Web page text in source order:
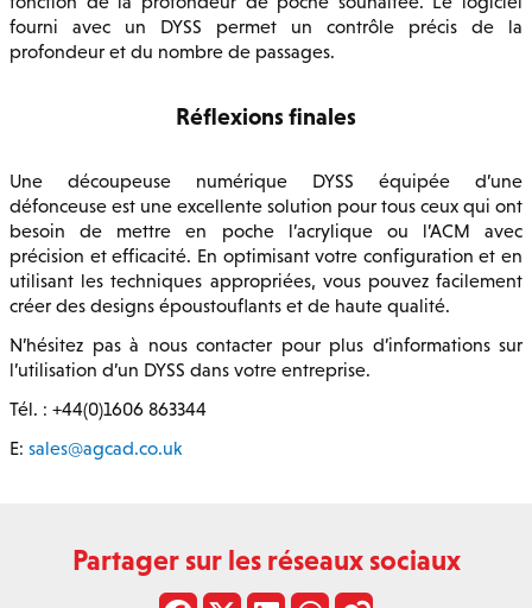
fourni avec un DYSS permet un contrôle précis de la
profondeur et du nombre de passages.
Réflexions finales
Une découpeuse numérique DYSS équipée d’une
défonceuse est une excellente solution pour tous ceux qui ont
besoin de mettre en poche l’acrylique ou l’ACM avec
précision et efficacité. En optimisant votre configuration et en
utilisant les techniques appropriées, vous pouvez facilement
créer des designs époustouflants et de haute qualité.
N’hésitez pas à nous contacter pour plus d’informations sur
l’utilisation d’un DYSS dans votre entreprise.
Tél. : +44(0)1606 863344
E: sales@agcad.co.uk
Partager sur les réseaux sociaux